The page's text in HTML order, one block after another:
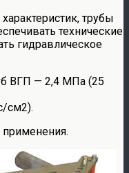
трубы
технические
гидравлическое
ВГП — 2,4 МПа (25
см2).
применения.